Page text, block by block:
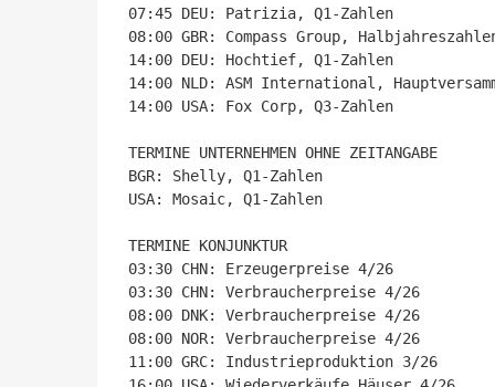
07:45 DEU: Patrizia, Q1-Zahlen
08:00 GBR: Compass Group,
14:00 DEU: Hochtief, Q1-Zahlen
14:00 NLD: ASM International,
14:00 USA: Fox Corp, Q3-Zahlen
TERMINE UNTERNEHMEN OHNE ZEITANGABE
BGR: Shelly, Q1-Zahlen
USA: Mosaic, Q1-Zahlen
TERMINE KONJUNKTUR
03:30 CHN: Erzeugerpreise 4/26
03:30 CHN: Verbraucherpreise 4/26
08:00 DNK: Verbraucherpreise 4/26
08:00 NOR: Verbraucherpreise 4/26
11:00 GRC: Industrieproduktion 3/26